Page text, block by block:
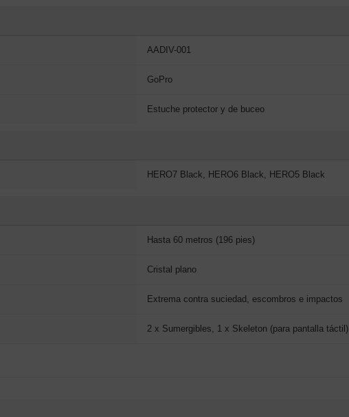
AADIV-001
GoPro
Estuche protector y de buceo
HERO7 Black, HERO6 Black, HERO5 Black
Hasta 60 metros (196 pies)
Cristal plano
Extrema contra suciedad, escombros e impactos
2 x Sumergibles, 1 x Skeleton (para pantalla táctil)